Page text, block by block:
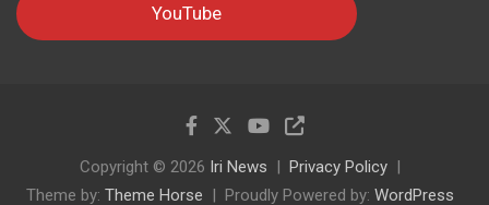
YouTube
Copyright © 2026 Iri News
Privacy Policy
Theme by: Theme Horse Proudly Powered by: WordPress